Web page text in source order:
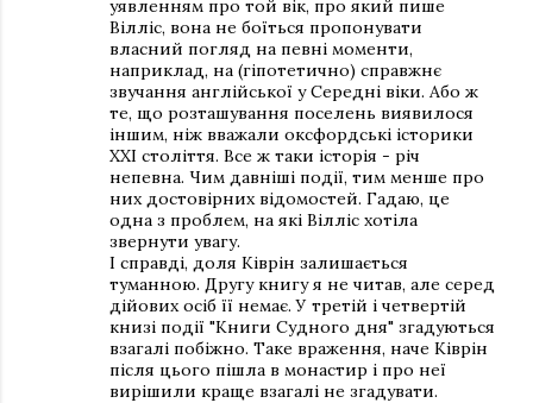
уявленням про той вік, про який пише
Вілліс, вона не боїться пропонувати
власний погляд на певні моменти,
наприклад, на (гіпотетично) справжнє
звучання англійської у Середні віки. Або ж
те, що розташування поселень виявилося
іншим, ніж вважали оксфордські історики
ХХІ століття. Все ж таки історія - річ
непевна. Чим давніші події, тим менше про
них достовірних відомостей. Гадаю, це
одна з проблем, на які Вілліс хотіла
звернути увагу.
І справді, доля Ківрін залишається
туманною. Другу книгу я не читав, але серед
дійових осіб її немає. У третій і четвертій
книзі події "Книги Судного дня" згадуються
взагалі побіжно. Таке враження, наче Ківрін
після цього пішла в монастир і про неї
вирішили краще взагалі не згадувати.